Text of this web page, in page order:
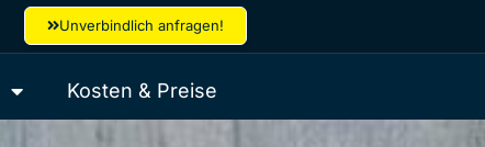
Unverbindlich anfragen!
Kosten & Preise